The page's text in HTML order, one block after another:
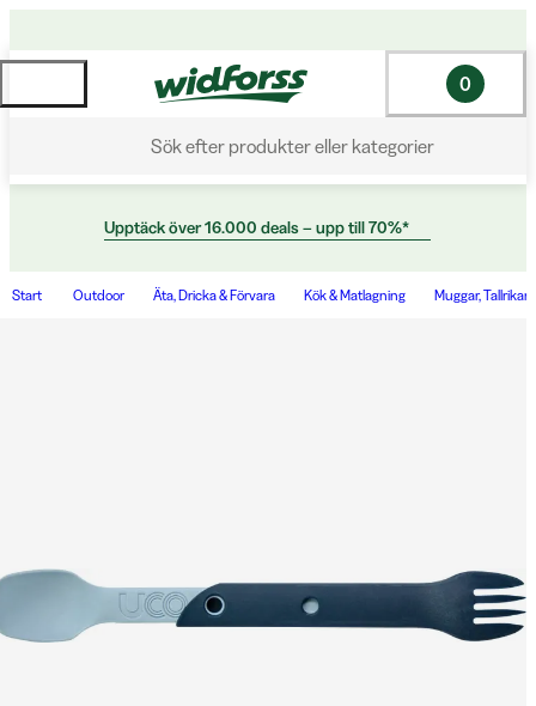
Sök efter produkter eller kategorier
0
Upptäck över 16.000 deals – upp till 70%*
Start Outdoor Äta, Dricka & Förvara Kök & Matlagning Muggar, Tallrikar